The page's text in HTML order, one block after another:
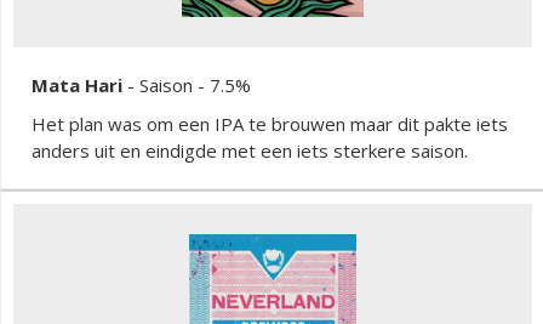
Mata Hari - Saison - 7.5%
Het plan was om een IPA te brouwen maar dit pakte iets
anders uit en eindigde met een iets sterkere saison.